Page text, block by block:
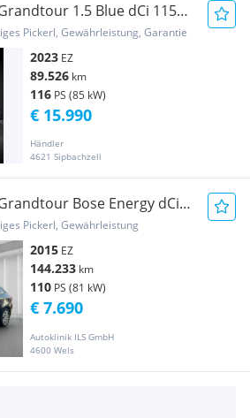
1.5 Blue dCi 115
Pickerl, Gewährleistung, Garantie
2023 EZ
89.526 km
116 PS (85 kW)
Händler
4621 Sipbachzell
€ 15.990
Bose Energy dCi
Pickerl, Gewährleistung
2015 EZ
144.233 km
110 PS (81 kW)
Autoklinik ILS GmbH
4600 Wels
€ 7.690